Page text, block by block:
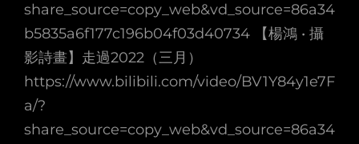
share_source=copy_web&vd_source=86a34
b5835a6f177c196b04f03d40734 【楊鴻 • 攝
影詩畫】走過2022（三月）
https://www.bilibili.com/video/BV1Y84y1e7F
a/?
share_source=copy_web&vd_source=86a34